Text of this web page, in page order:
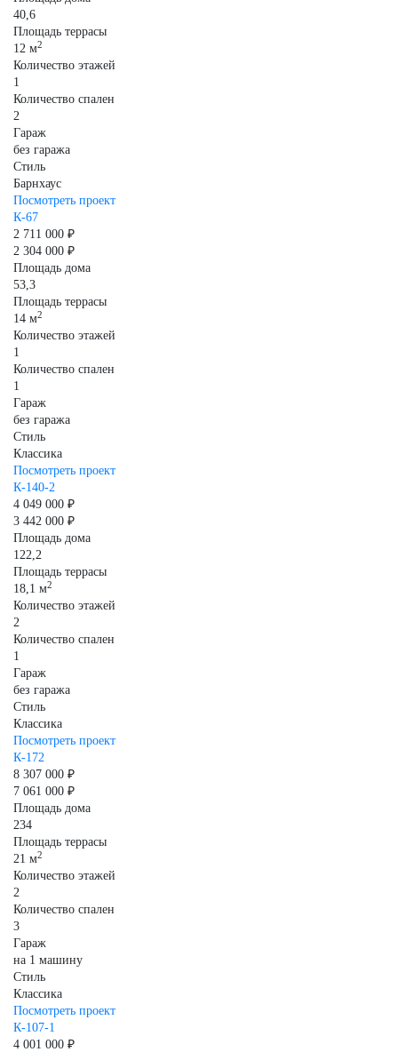
40,6
Площадь террасы
12 м2
Количество этажей
1
Количество спален
2
Гараж
без гаража
Стиль
Барнхаус
Посмотреть проект
К-67
2 711 000 ₽
2 304 000 ₽
Площадь дома
53,3
Площадь террасы
14 м2
Количество этажей
1
Количество спален
1
Гараж
без гаража
Стиль
Классика
Посмотреть проект
К-140-2
4 049 000 ₽
3 442 000 ₽
Площадь дома
122,2
Площадь террасы
18,1 м2
Количество этажей
2
Количество спален
1
Гараж
без гаража
Стиль
Классика
Посмотреть проект
К-172
8 307 000 ₽
7 061 000 ₽
Площадь дома
234
Площадь террасы
21 м2
Количество этажей
2
Количество спален
3
Гараж
на 1 машину
Стиль
Классика
Посмотреть проект
К-107-1
4 001 000 ₽